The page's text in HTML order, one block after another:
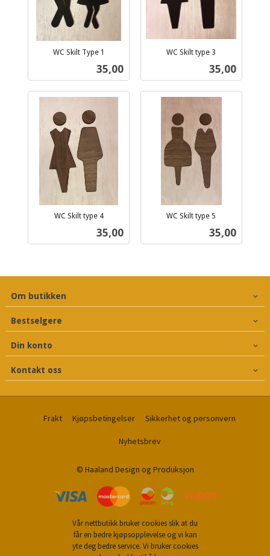
WC Skilt Type 1
Pris
35,00
WC Skilt type 3
Pris
35,00
WC Skilt type 4
Pris
35,00
WC Skilt type 5
Pris
35,00
Om butikken
Bestselgere
Din konto
Kontakt oss
Frakt Kjøpsbetingelser Sikkerhet og personvern
Nyhetsbrev
© Haaland Design og Produksjon
Vår nettbutikk bruker cookies slik at du
får en bedre kjøpsopplevelse og vi kan
yte deg bedre service. Vi bruker cookies